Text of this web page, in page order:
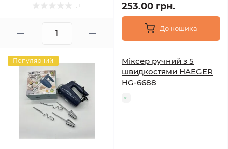
253.00 грн.
До кошика
Популярний
Міксер ручний з 5
швидкостями HAEGER
HG-6688